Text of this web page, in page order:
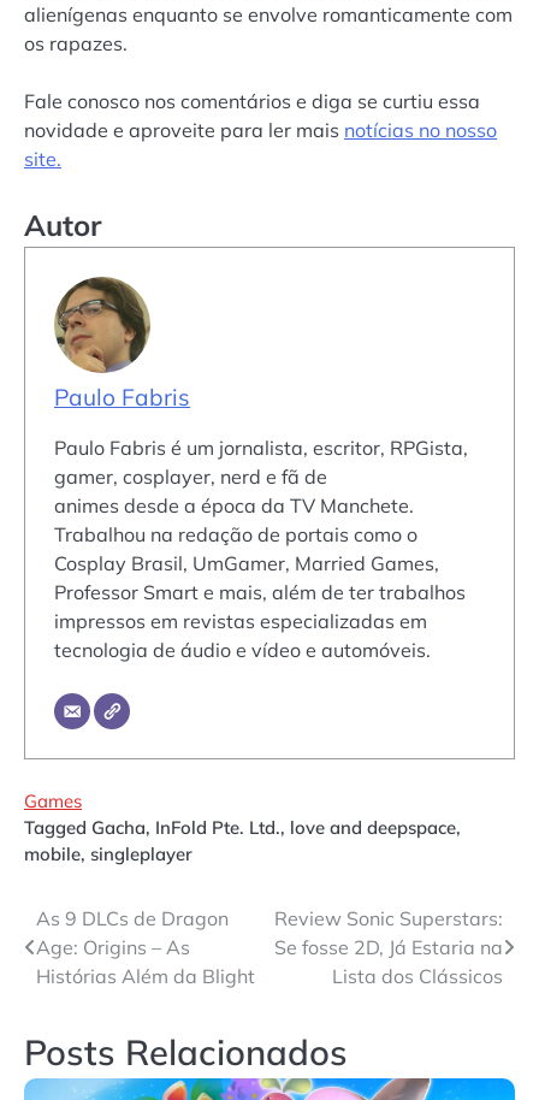
alienígenas enquanto se envolve romanticamente com
os rapazes.
Fale conosco nos comentários e diga se curtiu essa
novidade e aproveite para ler mais notícias no nosso
site.
Autor
Paulo Fabris
Paulo Fabris é um jornalista, escritor, RPGista,
gamer, cosplayer, nerd e fã de
animes desde a época da TV Manchete.
Trabalhou na redação de portais como o
Cosplay Brasil, UmGamer, Married Games,
Professor Smart e mais, além de ter trabalhos
impressos em revistas especializadas em
tecnologia de áudio e vídeo e automóveis.
Games
Tagged Gacha, InFold Pte. Ltd., love and deepspace,
mobile, singleplayer
Navegação
de
As 9 DLCs de Dragon
Age: Origins – As
Histórias Além da Blight
Review Sonic Superstars:
Se fosse 2D, Já Estaria na
Lista dos Clássicos
Posts Relacionados